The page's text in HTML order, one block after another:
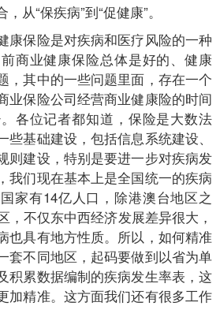
从“保疾病”到“促健康”。
康保险是对疾病和医疗风险的一种
商业健康保险总体是好的、健康
，其中的一些问题里面，存在一个
业保险公司经营商业健康险的时间
各位记者都知道，保险是大数法
些基础建设，包括信息系统建设、
则建设，特别是要进一步对疾病发
我们现在基本上是全国统一的疾病
家有14亿人口，除港澳台地区之
，不仅东中西经济发展差异很大，
也具有地方性质。所以，如何精准
套不同地区，起码要做到以省为单
积累数据编制的疾病发生率表，这
加精准。这方面我们还有很多工作